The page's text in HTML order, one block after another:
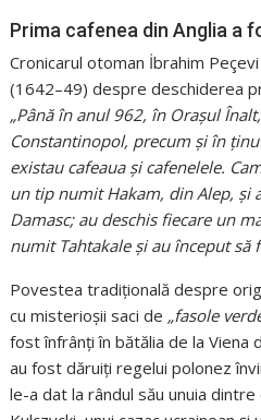
Prima cafenea din Anglia a
Cronicarul otoman İbrahim
(1642–49) despre deschiderea
„Până în anul 962, în Orașul
Constantinopol, precum și în
existau cafeaua și cafenelele.
un tip numit Hakam, din Alep, și
Damasc; au deschis fiecare un
numit Tahtakale și au început să
Povestea tradițională despre
cu misterioșii saci de „fasole
fost înfrânți în bătălia de la Viena
au fost dăruiți regelui polonez
le-a dat la rândul său unuia